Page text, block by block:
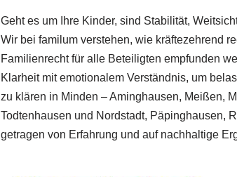
Geht es um Ihre Kinder, sind Stabilität,
Wir bei familum verstehen, wie kräftezehrend
Familienrecht für alle Beteiligten empfunden
Klarheit mit emotionalem Verständnis, um
zu klären in Minden – Aminghausen, Meißen,
Todtenhausen und Nordstadt, Päpinghausen,
getragen von Erfahrung und auf nachhaltige